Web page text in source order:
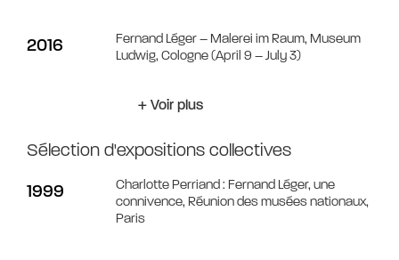
2016
Fernand Léger – Malerei im Raum, Museum
Ludwig, Cologne (April 9 – July 3)
+ Voir plus
Sélection d'expositions collectives
1999
Charlotte Perriand : Fernand Léger, une
connivence, Réunion des musées nationaux,
Paris